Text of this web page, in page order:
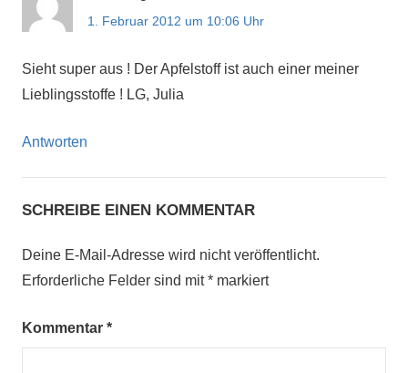
1. Februar 2012 um 10:06 Uhr
Sieht super aus ! Der Apfelstoff ist auch einer meiner
Lieblingsstoffe ! LG, Julia
Antworten
SCHREIBE EINEN KOMMENTAR
Deine E-Mail-Adresse wird nicht veröffentlicht.
Erforderliche Felder sind mit* markiert
Kommentar *